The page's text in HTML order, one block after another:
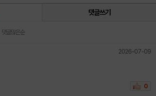
댓글쓰기
댓글많은순
2026-07-09
0